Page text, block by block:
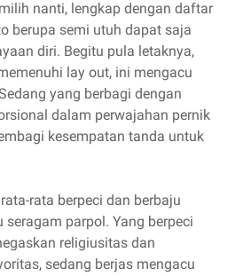
nanti, lengkap dengan daftar
berupa semi utuh dapat saja
diri. Begitu pula letaknya,
lay out, ini mengacu
yang berbagi dengan
dalam perwajahan pernik
kesempatan tanda untuk
rata berpeci dan berbaju
seragam parpol. Yang berpeci
religiusitas dan
sedang berjas mengacu